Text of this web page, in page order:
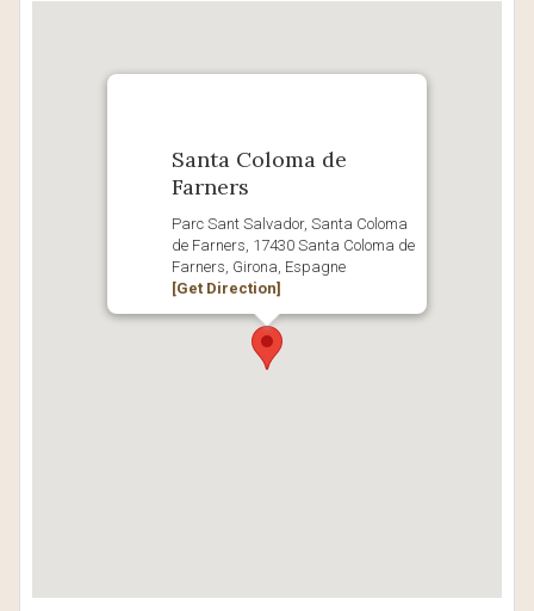
Santa Coloma de
Farners
Parc Sant Salvador, Santa Coloma
de Farners, 17430 Santa Coloma de
Farners, Girona, Espagne
[Get Direction]